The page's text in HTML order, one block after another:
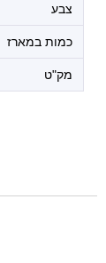
צבע
כמות במארז
מק"ט